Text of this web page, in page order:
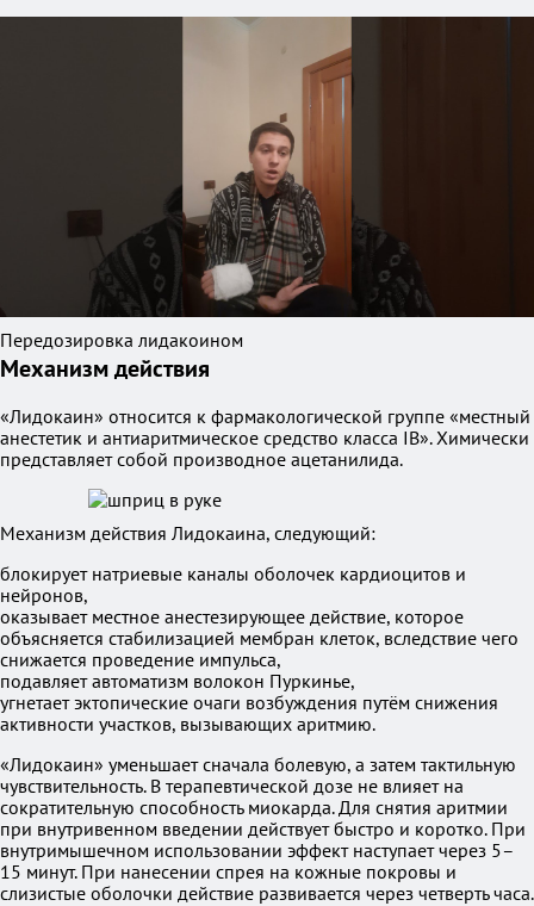
Передозировка лидакоином
Механизм действия
«Лидокаин» относится к фармакологической группе «местный
анестетик и антиаритмическое средство класса IB». Химически
представляет собой производное ацетанилида.
Механизм действия Лидокаина, следующий:
блокирует натриевые каналы оболочек кардиоцитов и
нейронов,
оказывает местное анестезирующее действие, которое
объясняется стабилизацией мембран клеток, вследствие чего
снижается проведение импульса,
подавляет автоматизм волокон Пуркинье,
угнетает эктопические очаги возбуждения путём снижения
активности участков, вызывающих аритмию.
«Лидокаин» уменьшает сначала болевую, а затем тактильную
чувствительность. В терапевтической дозе не влияет на
сократительную способность миокарда. Для снятия аритмии
при внутривенном введении действует быстро и коротко. При
внутримышечном использовании эффект наступает через 5–
15 минут. При нанесении спрея на кожные покровы и
слизистые оболочки действие развивается через четверть часа.